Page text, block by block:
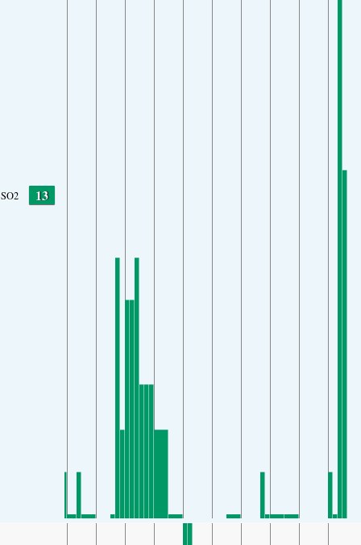
SO2 13